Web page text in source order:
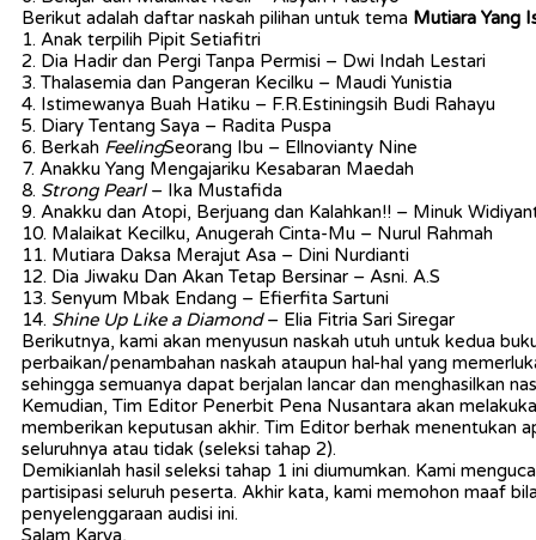
Berikut adalah daftar naskah pilihan untuk tema Mutiara Yang
1. Anak terpilih Pipit Setiafitri
2. Dia Hadir dan Pergi Tanpa Permisi – Dwi Indah Lestari
3. Thalasemia dan Pangeran Kecilku – Maudi Yunistia
4. Istimewanya Buah Hatiku – F.R.Estiningsih Budi Rahayu
5. Diary Tentang Saya – Radita Puspa
6. Berkah FeelingSeorang Ibu – Ellnovianty Nine
7. Anakku Yang Mengajariku Kesabaran Maedah
8. Strong Pearl– Ika Mustafida
9. Anakku dan Atopi, Berjuang dan Kalahkan!! – Minuk
10. Malaikat Kecilku, Anugerah Cinta-Mu – Nurul Rahmah
11. Mutiara Daksa Merajut Asa – Dini Nurdianti
12. Dia Jiwaku Dan Akan Tetap Bersinar – Asni. A.S
13. Senyum Mbak Endang – Efierfita Sartuni
14. Shine Up Like a Diamond– Elia Fitria Sari Siregar
Berikutnya, kami akan menyusun naskah utuh untuk kedua
perbaikan/penambahan naskah ataupun hal-hal yang
sehingga semuanya dapat berjalan lancar dan menghasilkan
Kemudian, Tim Editor Penerbit Pena Nusantara akan
memberikan keputusan akhir. Tim Editor berhak menentukan
seluruhnya atau tidak (seleksi tahap 2).
Demikianlah hasil seleksi tahap 1 ini diumumkan. Kami
partisipasi seluruh peserta. Akhir kata, kami memohon maaf
penyelenggaraan audisi ini.
Salam Karya,